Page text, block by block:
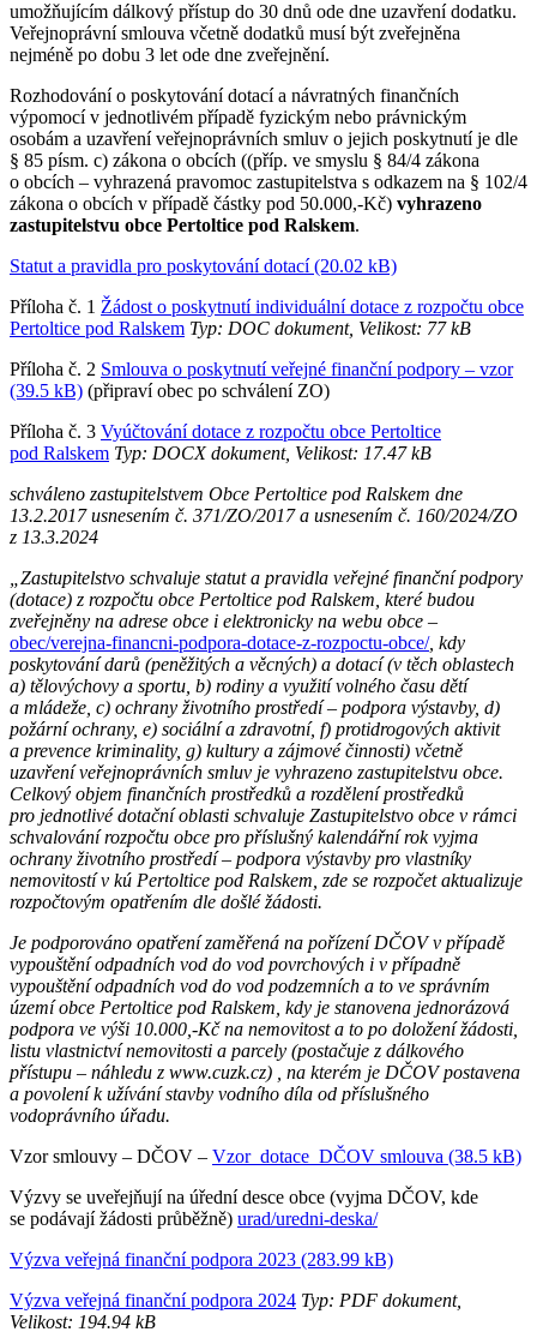
umožňujícím dálkový přístup do 30 dnů ode dne uzavření dodatku.
Veřejnoprávní smlouva včetně dodatků musí být zveřejněna
nejméně po dobu 3 let ode dne zveřejnění.
Rozhodování o poskytování dotací a návratných finančních
výpomocí v jednotlivém případě fyzickým nebo právnickým
osobám a uzavření veřejnoprávních smluv o jejich poskytnutí je dle
§ 85 písm. c) zákona o obcích ((příp. ve smyslu § 84/4 zákona
o obcích – vyhrazená pravomoc zastupitelstva s odkazem na § 102/4
zákona o obcích v případě částky pod 50.000,-Kč) vyhrazeno
zastupitelstvu obce Pertoltice pod Ralskem.
Statut a pravidla pro poskytování dotací (20.02 kB)
Příloha č. 1 Žádost o poskytnutí individuální dotace z rozpočtu obce
Pertoltice pod Ralskem Typ: DOC dokument, Velikost: 77 kB
Příloha č. 2 Smlouva o poskytnutí veřejné finanční podpory – vzor
(39.5 kB) (připraví obec po schválení ZO)
Příloha č. 3 Vyúčtování dotace z rozpočtu obce Pertoltice
pod Ralskem Typ: DOCX dokument, Velikost: 17.47 kB
schváleno zastupitelstvem Obce Pertoltice pod Ralskem dne
13.2.2017 usnesením č. 371/ZO/2017 a usnesením č. 160/2024/ZO
z 13.3.2024
„Zastupitelstvo schvaluje statut a pravidla veřejné finanční podpory
(dotace) z rozpočtu obce Pertoltice pod Ralskem, které budou
zveřejněny na adrese obce i elektronicky na webu obce –
obec/verejna-financni-podpora-dotace-z-rozpoctu-obce/, kdy
poskytování darů (peněžitých a věcných) a dotací (v těch oblastech
a) tělovýchovy a sportu, b) rodiny a využití volného času dětí
a mládeže, c) ochrany životního prostředí – podpora výstavby, d)
požární ochrany, e) sociální a zdravotní, f) protidrogových aktivit
a prevence kriminality, g) kultury a zájmové činnosti) včetně
uzavření veřejnoprávních smluv je vyhrazeno zastupitelstvu obce.
Celkový objem finančních prostředků a rozdělení prostředků
pro jednotlivé dotační oblasti schvaluje Zastupitelstvo obce v rámci
schvalování rozpočtu obce pro příslušný kalendářní rok vyjma
ochrany životního prostředí – podpora výstavby pro vlastníky
nemovitostí v kú Pertoltice pod Ralskem, zde se rozpočet aktualizuje
rozpočtovým opatřením dle došlé žádosti.
Je podporováno opatření zaměřená na pořízení DČOV v případě
vypouštění odpadních vod do vod povrchových i v případně
vypouštění odpadních vod do vod podzemních a to ve správním
území obce Pertoltice pod Ralskem, kdy je stanovena jednorázová
podpora ve výši 10.000,-Kč na nemovitost a to po doložení žádosti,
listu vlastnictví nemovitosti a parcely (postačuje z dálkového
přístupu – náhledu z www.cuzk.cz) , na kterém je DČOV postavena
a povolení k užívání stavby vodního díla od příslušného
vodoprávního úřadu.
Vzor smlouvy – DČOV – Vzor_dotace_DČOV smlouva (38.5 kB)
Výzvy se uveřejňují na úřední desce obce (vyjma DČOV, kde
se podávají žádosti průběžně) urad/uredni-deska/
Výzva veřejná finanční podpora 2023 (283.99 kB)
Výzva veřejná finanční podpora 2024 Typ: PDF dokument,
Velikost: 194.94 kB